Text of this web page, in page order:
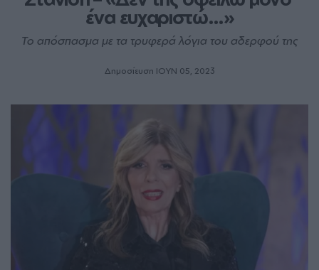
ένα ευχαριστώ…»
Το απόσπασμα με τα τρυφερά λόγια του αδερφού της
Δημοσίευση ΙΟΥΝ 05, 2023